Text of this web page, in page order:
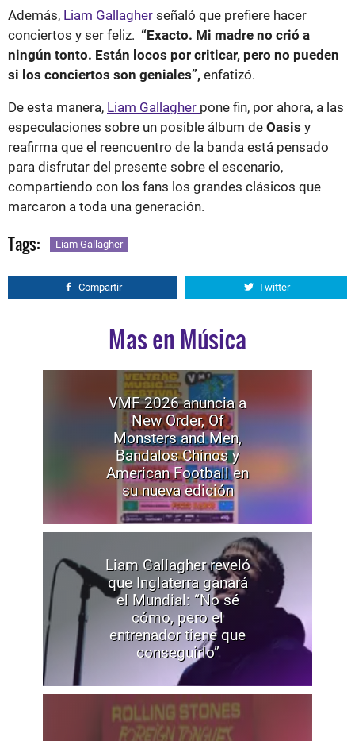
Además, Liam Gallagher señaló que prefiere hacer
conciertos y ser feliz. “Exacto. Mi madre no crió a
ningún tonto. Están locos por criticar, pero no pueden
si los conciertos son geniales”, enfatizó.
De esta manera, Liam Gallagher pone fin, por ahora, a las
especulaciones sobre un posible álbum de Oasis y
reafirma que el reencuentro de la banda está pensado
para disfrutar del presente sobre el escenario,
compartiendo con los fans los grandes clásicos que
marcaron a toda una generación.
Tags: Liam Gallagher
Compartir Twitter
Mas en Música
VMF 2026 anuncia a
New Order, Of
Monsters and Men,
Bandalos Chinos y
American Football en
su nueva edición
Liam Gallagher reveló
que Inglaterra ganará
el Mundial: “No sé
cómo, pero el
entrenador tiene que
conseguirlo”